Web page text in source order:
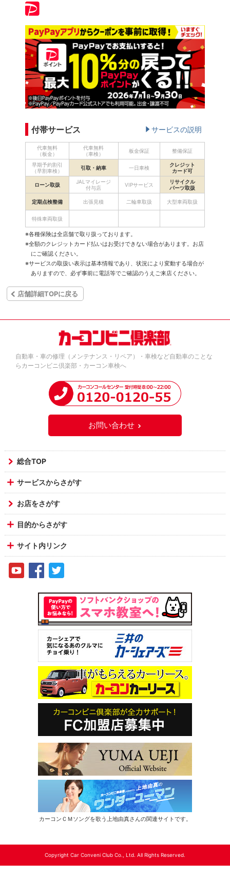
付帯サービス サービスの説明
代車無料
（板金）
代車無料
（車検）
板金保証 整備保証
早期予約割引
（早割車検）
引取・納車 一日車検
クレジット
カード可
ローン取扱
JALマイレージ
付与店
VIPサービス
リサイクル
パーツ取扱
定期点検整備 出張見積 二輪車取扱 大型車両取扱
特殊車両取扱
※各種保険は全店舗で取り扱っております。
※全額のクレジットカード払いはお受けできない場合があります。お店
にご確認ください。
※サービスの取扱い表示は基本情報であり、状況により変動する場合が
ありますので、必ず事前に電話等でご確認のうえご来店ください。
店舗詳細TOPに戻る
自動車・車の修理（メンテナンス・リペア）・車検など自動車のことな
らカーコンビニ倶楽部・カーコン車検へ
お問い合わせ
総合TOP
サービスからさがす
お店をさがす
目的からさがす
サイト内リンク
カーコンＣＭソングを歌う上地由真さんの関連サイトです。
Copyright Car Conveni Club Co., Ltd. All Rights Reserved.